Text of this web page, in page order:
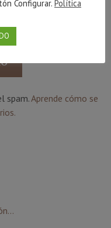
Y WEB EN
VEZ QUE COMENTE.
spam.Aprende cómo se
Configurar. Política